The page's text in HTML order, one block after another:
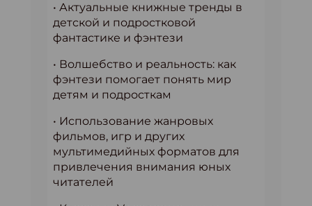
• Актуальные книжные тренды в
детской и подростковой
фантастике и фэнтези
• Волшебство и реальность: как
фэнтези помогает понять мир
детям и подросткам
• Использование жанровых
фильмов, игр и других
мультимедийных форматов для
привлечения внимания юных
читателей